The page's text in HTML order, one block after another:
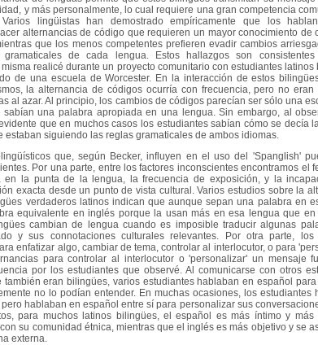
y más personalmente, lo cual requiere una gran competencia
lingüistas han demostrado empíricamente que los
alternancias de código que requieren un mayor conocimiento de
que los menos competentes prefieren evadir cambios
de cada lengua. Estos hallazgos son
realicé durante un proyecto comunitario con estudiantes latinos
de una escuela de Worcester. En la interacción de estos
la alternancia de códigos ocurría con frecuencia, pero no eran
al azar. Al principio, los cambios de códigos parecían ser sólo una
una palabra apropiada en una lengua. Sin embargo, al
que en muchos casos los estudiantes sabían cómo se decía
estaban siguiendo las reglas gramaticales de ambos idiomas.
que, según Becker, influyen en el uso del 'Spanglish'
Por una parte, entre los factores inconscientes encontramos el
en la punta de la lengua, la frecuencia de exposición, y la
exacta desde un punto de vista cultural. Varios estudios sobre la
verdaderos latinos indican que aunque sepan una palabra en
equivalente en inglés porque la usan más en esa lengua que en
cambian de lengua cuando es imposible traducir algunas
y sus connotaciones culturales relevantes. Por otra parte, los
enfatizar algo, cambiar de tema, controlar al interlocutor, o para
para controlar al interlocutor o 'personalizar' un mensaje
por los estudiantes que observé. Al comunicarse con otros
también eran bilingües, varios estudiantes hablaban en español
no lo podían entender. En muchas ocasiones, los estudiantes
hablaban en español entre sí para personalizar sus
para muchos latinos bilingües, el español es más íntimo y más
su comunidad étnica, mientras que el inglés es más objetivo y se
externa.